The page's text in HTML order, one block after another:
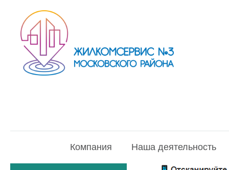
Компания Наша деятельность